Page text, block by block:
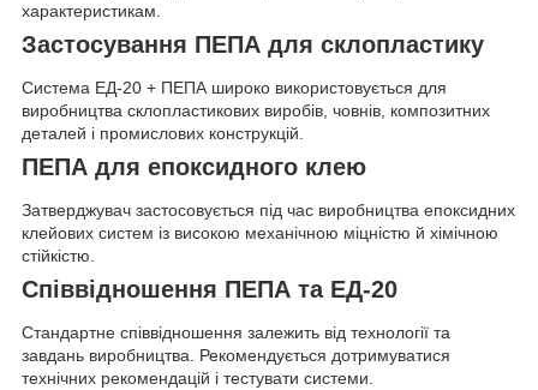
характеристикам.
Застосування ПЕПА для склопластику
Система ЕД-20 + ПЕПА широко використовується для
виробництва склопластикових виробів, човнів, композитних
деталей і промислових конструкцій.
ПЕПА для епоксидного клею
Затверджувач застосовується під час виробництва епоксидних
клейових систем із високою механічною міцністю й хімічною
стійкістю.
Співвідношення ПЕПА та ЕД-20
Стандартне співвідношення залежить від технології та
завдань виробництва. Рекомендується дотримуватися
технічних рекомендацій і тестувати системи.